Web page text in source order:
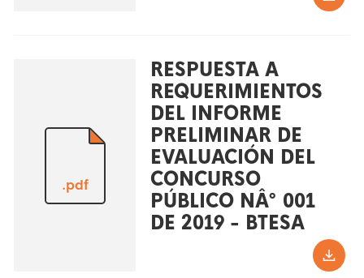
.pdf
RESPUESTA A
REQUERIMIENTOS
DEL INFORME
PRELIMINAR DE
EVALUACIÓN DEL
CONCURSO
PÚBLICO NÂ° 001
DE 2019 - BTESA